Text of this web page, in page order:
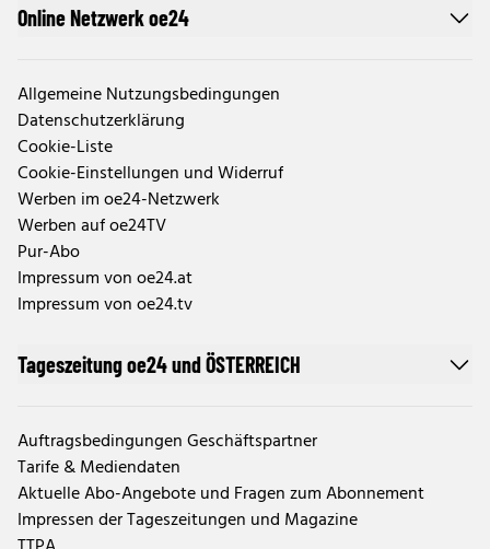
Online Netzwerk oe24
Allgemeine Nutzungsbedingungen
Datenschutzerklärung
Cookie-Liste
Cookie-Einstellungen und Widerruf
Werben im oe24-Netzwerk
Werben auf oe24TV
Pur-Abo
Impressum von oe24.at
Impressum von oe24.tv
Tageszeitung oe24 und ÖSTERREICH
Auftragsbedingungen Geschäftspartner
Tarife & Mediendaten
Aktuelle Abo-Angebote und Fragen zum Abonnement
Impressen der Tageszeitungen und Magazine